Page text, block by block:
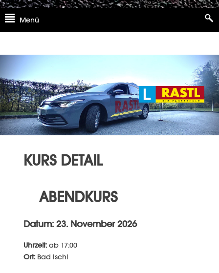
Skip
to
Menü
KURS DETAIL
ABENDKURS
Datum: 23. November 2026
Uhrzeit: ab 17:00
Ort: Bad Ischl